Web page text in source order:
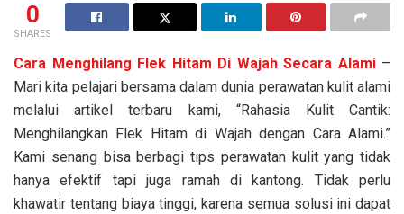
0
SHARES
Cara Menghilang Flek Hitam Di Wajah Secara Alami–
Mari kita pelajari bersama dalam dunia perawatan kulit alami
melalui artikel terbaru kami, “Rahasia Kulit Cantik:
Menghilangkan Flek Hitam di Wajah dengan Cara Alami.”
Kami senang bisa berbagi tips perawatan kulit yang tidak
hanya efektif tapi juga ramah di kantong. Tidak perlu
khawatir tentang biaya tinggi, karena semua solusi ini dapat